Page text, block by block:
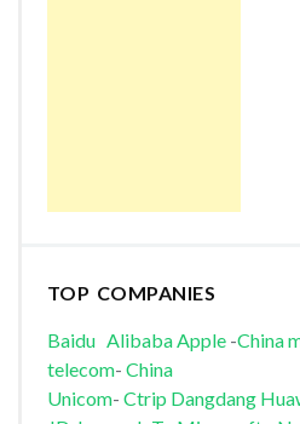
TOP COMPANIES
Baidu AlibabaApple-China
telecom- China
Unicom- Ctrip Dangdang